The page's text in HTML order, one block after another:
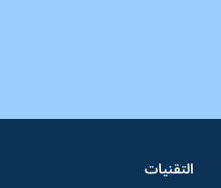
التقنيات